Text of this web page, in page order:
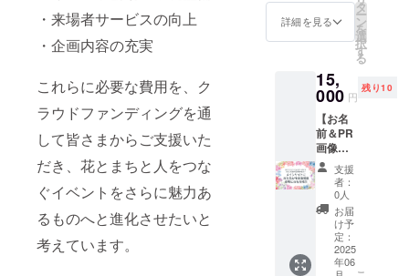
・来場者サービスの向上
・企画内容の充実
これらに必要な費用を、ク
ラウドファンディングを通
して皆さまからご支援いた
だき、花とまちと人をつな
ぐイベントをさらに魅力あ
るものへと進化させたいと
考えています。
くださ
い。
5月〜
2026年
の1年間
方法：
文字の
み、ロ
ゴ／バ
ナーの
掲載は
不可 ・
掲載サ
イズ：
中 ・支
援時、
必ず備
考欄に
希望さ
クネー
ム）を
掲載し
ます。
期間：
2025年
5月〜
2026年
4月まで
の1年間
・掲載
方法：
文字の
み、ロ
ゴ／バ
ナーの
掲載は
不可 ・
詳細を見る
タ
ー
ン
を
選
択
す
る
15,
000 円
残り10
【お名
前＆PR
画像掲
載】 メ
インサ
イト
に、支
援者様
のお名
（ニッ
支援
者：
0人
お届
け予
定：
2025
年06